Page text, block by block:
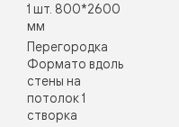
1 шт. 800*2600
мм
Перегородка
Формато вдоль
стены на
потолок 1
створка